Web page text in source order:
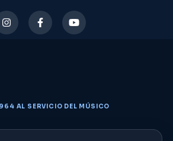
AL SERVICIO DEL MÚSICO